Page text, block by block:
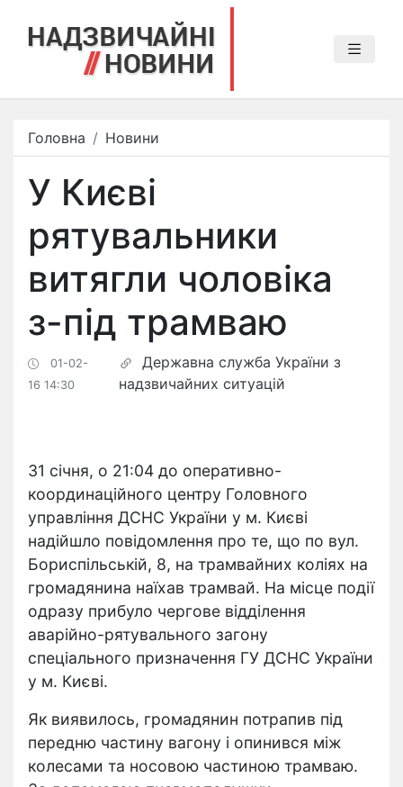
Головна Новини
У Києві
рятувальники
витягли чоловіка
з-під трамваю
01-02-
16 14:30
Державна служба України з
надзвичайних ситуацій
31 січня, о 21:04 до оперативно-
координаційного центру Головного
управління ДСНС України у м. Києві
надійшло повідомлення про те, що по вул.
Бориспільській, 8, на трамвайних коліях на
громадянина наїхав трамвай. На місце події
одразу прибуло чергове відділення
аварійно-рятувального загону
спеціального призначення ГУ ДСНС України
у м. Києві.
Як виявилось, громадянин потрапив під
передню частину вагону і опинився між
колесами та носовою частиною трамваю.